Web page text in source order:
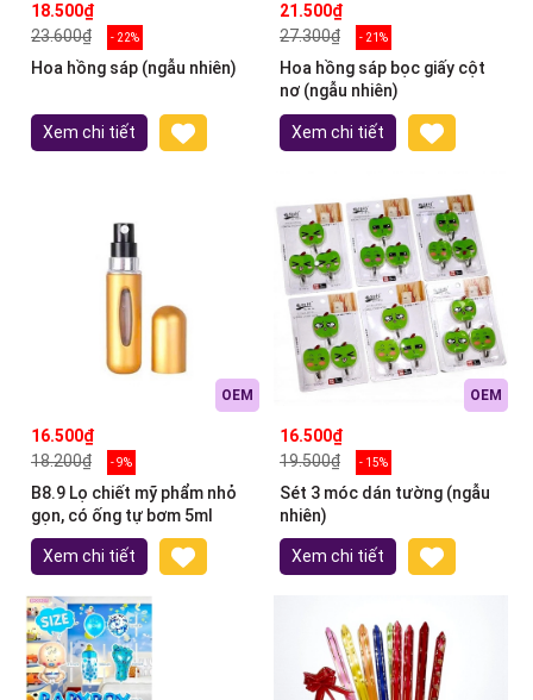
18.500₫
23.600₫
- 22%
Hoa hồng sáp (ngẫu nhiên)
Xem chi tiết
21.500₫
27.300₫
- 21%
Hoa hồng sáp bọc giấy cột
nơ (ngẫu nhiên)
Xem chi tiết
OEM
16.500₫
18.200₫
- 9%
B8.9 Lọ chiết mỹ phẩm nhỏ
gọn, có ống tự bơm 5ml
Xem chi tiết
OEM
16.500₫
19.500₫
- 15%
Sét 3 móc dán tường (ngẫu
nhiên)
Xem chi tiết